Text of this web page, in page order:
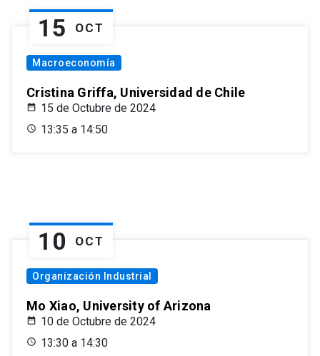
15 OCT
Macroeconomía
Cristina Griffa, Universidad de Chile
15 de Octubre de 2024
13:35 a 14:50
10 OCT
Organización Industrial
Mo Xiao, University of Arizona
10 de Octubre de 2024
13:30 a 14:30